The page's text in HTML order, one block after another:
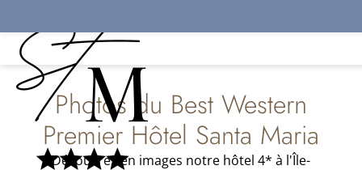
Photos du Best Western
Premier Hôtel Santa Maria
Découvrez en images notre hôtel 4* à l'Île-